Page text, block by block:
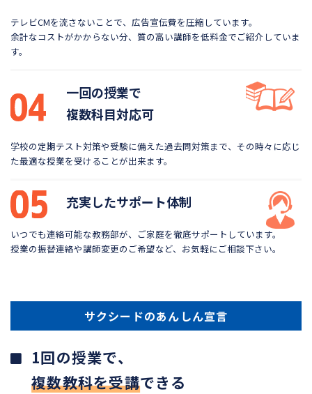
テレビCMを流さないことで、広告宣伝費を圧縮しています。
余計なコストがかからない分、質の高い講師を低料金でご紹介していま
す。
一回の授業で
複数科目対応可
学校の定期テスト対策や受験に備えた過去問対策まで、 その時々に応じ
た最適な授業を受けることが出来ます。
充実したサポート体制
いつでも連絡可能な教務部が、ご家庭を徹底サポートしています。
授業の振替連絡や講師変更のご希望など、お気軽にご相談下さい。
サクシードのあんしん宣言
1回の授業で、
複数教科を受講できる